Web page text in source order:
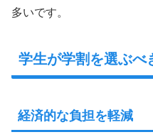
多いです。
学生が学割を選ぶべ
経済的な負担を軽減